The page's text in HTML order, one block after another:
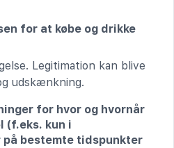
for at købe og drikke
Legitimation kan blive
udskænkning.
for hvor og hvornår
(f.eks. kun i
bestemte tidspunkter